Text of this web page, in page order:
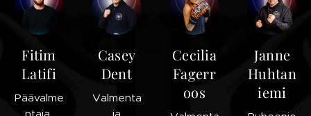
Fitim
Latifi
Päävalme
Casey
Dent
Valmenta
Cecilia
Fagerr
oos
Janne
Huhtan
iemi